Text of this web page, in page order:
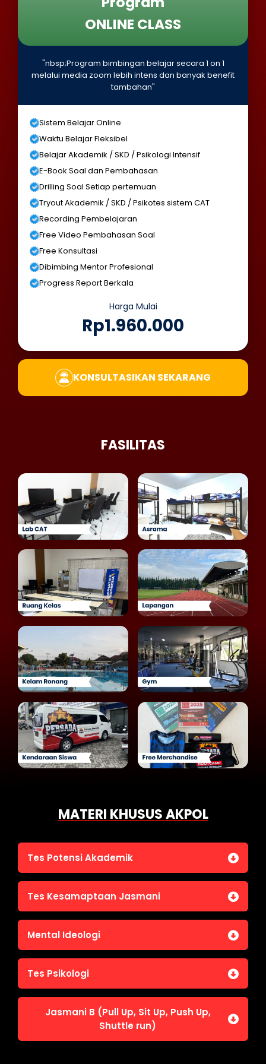
ONLINE CLASS
"nbsp;Program bimbingan belajar secara 1 on 1
melalui media zoom lebih intens dan banyak benefit
tambahan"
Sistem Belajar Online
Waktu Belajar Fleksibel
Belajar Akademik / SKD / Psikologi Intensif
E-Book Soal dan Pembahasan
Drilling Soal Setiap pertemuan
Tryout Akademik / SKD / Psikotes sistem CAT
Recording Pembelajaran
Free Video Pembahasan Soal
Free Konsultasi
Dibimbing Mentor Profesional
Progress Report Berkala
Harga Mulai
Rp1.960.000
KONSULTASIKAN SEKARANG
FASILITAS
MATERI KHUSUS AKPOL
Tes Potensi Akademik
Bahasa Indonesia
Penalaran Numerik
Pengetahuan Umum (termasuk UU Kepolisian)
Tes Wawasan Kebangsaan
Tes Kesamaptaan Jasmani
Jasmani A (Lari 12 menit)
Mental Ideologi
Mental Ideologi
Tes Psikologi
Tes Kecerdasan
Tes Kecermatan
Tes Kepribadian
Jasmani B (Pull Up, Sit Up, Push Up,
Shuttle run)